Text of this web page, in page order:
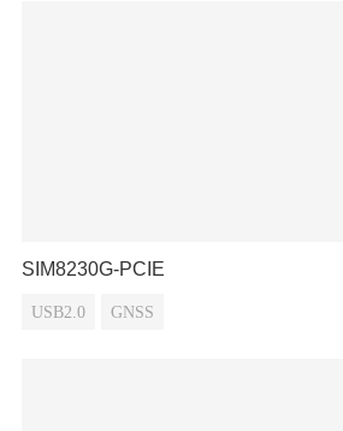
SIM8230G-PCIE
USB2.0 GNSS